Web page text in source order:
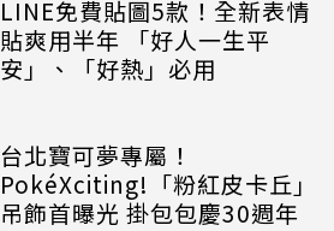
LINE免費貼圖5款！全新表情
貼爽用半年 「好人一生平
安」、「好熱」必用
台北寶可夢專屬！
PokéXciting!「粉紅皮卡丘」
吊飾首曝光 掛包包慶30週年